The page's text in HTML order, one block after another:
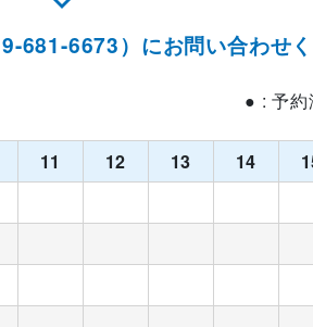
681-6673）にお問い合わせ
● : 予
11 12 13 14